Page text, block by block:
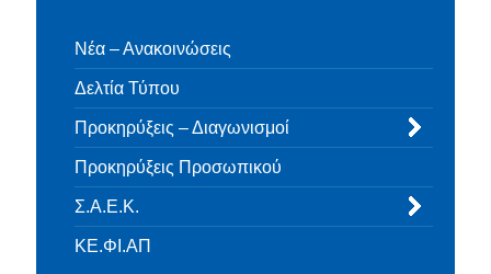
Νέα – Ανακοινώσεις
Δελτία Τύπου
Προκηρύξεις – Διαγωνισμοί
Προκηρύξεις Προσωπικού
Σ.Α.Ε.Κ.
ΚΕ.ΦΙ.ΑΠ